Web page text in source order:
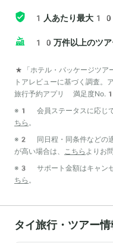
1人あたり最大10
10万件以上のツア
*「ホテル・パッケージツア
トアレビューに基づく調
旅行予約アプリ 満足度No.1
※1 会員ステータスに応じて
ちら 。
※2 同日程・同条件などの適
が高い場合は、 こちら よりお
※3 サポート金額はキャン
ちら 。
タイ旅行・ツアー情